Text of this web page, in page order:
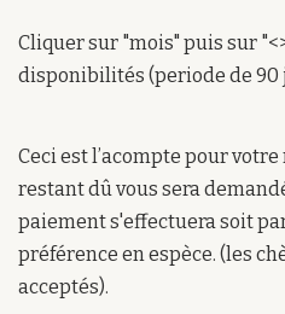
Cliquer sur "mois" puis sur
disponibilités (periode de 90
Ceci est l’acompte pour
restant dû vous sera
paiement s'effectuera soit
préférence en espèce. (les
acceptés).